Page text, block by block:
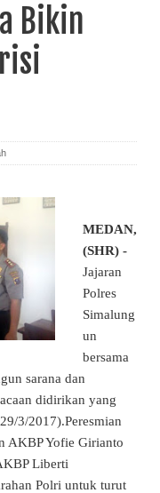
Bikin
MEDAN,
(SHR) -
Jajaran
Polres
Simalung
un
bersama
sarana dan
didirikan yang
3/2017).Peresmian
AKBP Yofie Girianto
Liberti
Polri untuk turut